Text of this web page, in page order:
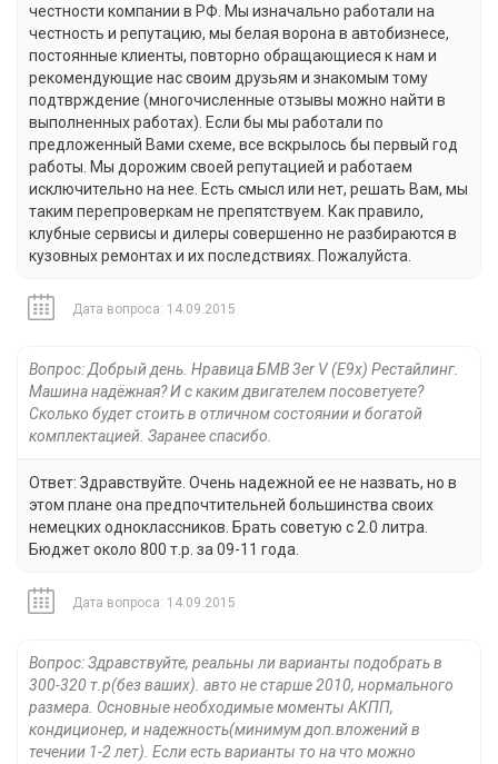
честности компании в РФ. Мы изначально работали на
честность и репутацию, мы белая ворона в автобизнесе,
постоянные клиенты, повторно обращающиеся к нам и
рекомендующие нас своим друзьям и знакомым тому
подтврждение (многочисленные отзывы можно найти в
выполненных работах). Если бы мы работали по
предложенный Вами схеме, все вскрылось бы первый год
работы. Мы дорожим своей репутацией и работаем
исключительно на нее. Есть смысл или нет, решать Вам, мы
таким перепроверкам не препятствуем. Как правило,
клубные сервисы и дилеры совершенно не разбираются в
кузовных ремонтах и их последствиях. Пожалуйста.
Дата вопроса: 14.09.2015
Вопрос: Добрый день. Нравица БМВ 3er V (E9x) Рестайлинг.
Машина надёжная? И с каким двигателем посоветуете?
Сколько будет стоить в отличном состоянии и богатой
комплектацией. Заранее спасибо.
Ответ: Здравствуйте. Очень надежной ее не назвать, но в
этом плане она предпочтительней большинства своих
немецких одноклассников. Брать советую с 2.0 литра.
Бюджет около 800 т.р. за 09-11 года.
Дата вопроса: 14.09.2015
Вопрос: Здравствуйте, реальны ли варианты подобрать в
300-320 т.р(без ваших). авто не старше 2010, нормального
размера. Основные необходимые моменты АКПП,
кондиционер, и надежность(минимум доп.вложений в
течении 1-2 лет). Если есть варианты то на что можно